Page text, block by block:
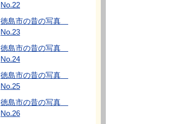
No.22
徳島市の昔の写真
No.23
徳島市の昔の写真
No.24
徳島市の昔の写真
No.25
徳島市の昔の写真
No.26